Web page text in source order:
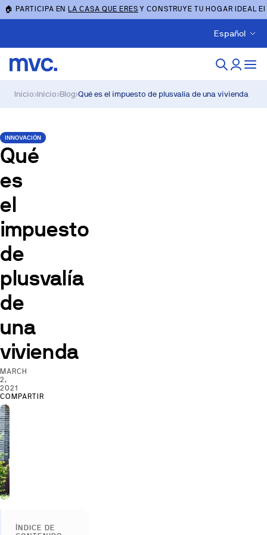
🏠 PARTICIPA ENLA CASA QUE ERES Y CONSTRUYE TU HOGAR IDEAL
Español
Inicio›Inicio›Blog›Qué es el impuesto de plusvalía de una vivienda
INNOVACIÓN
Qué
es
el
impuesto
de
plusvalía
de
una
vivienda
MARCH
2,
2021
COMPARTIR
ÍNDICE DE